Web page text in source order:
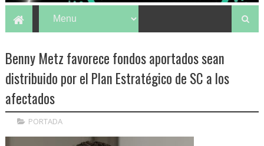
Benny Metz favorece fondos aportados sean
distribuido por el Plan Estratégico de SC a los
afectados
PORTADA